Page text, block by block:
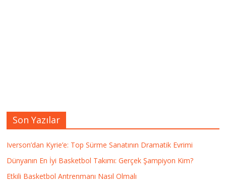
Son Yazılar
Iverson’dan Kyrie’e: Top Sürme Sanatının Dramatik Evrimi
Dünyanın En İyi Basketbol Takımı: Gerçek Şampiyon Kim?
Etkili Basketbol Antrenmanı Nasıl Olmalı